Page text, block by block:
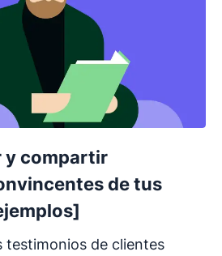
y compartir
de tus
testimonios de clientes